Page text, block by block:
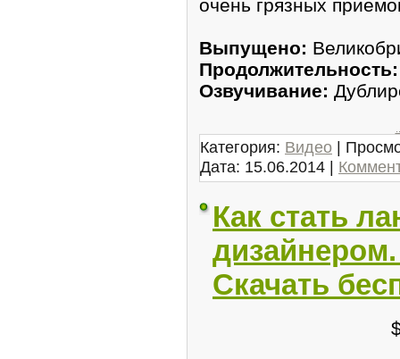
очень грязных
Выпущено:
Продолжительность:
Озвучивание:
Категория: Видео |
Дата: 15.06.2014 |
Как стать
Скачать